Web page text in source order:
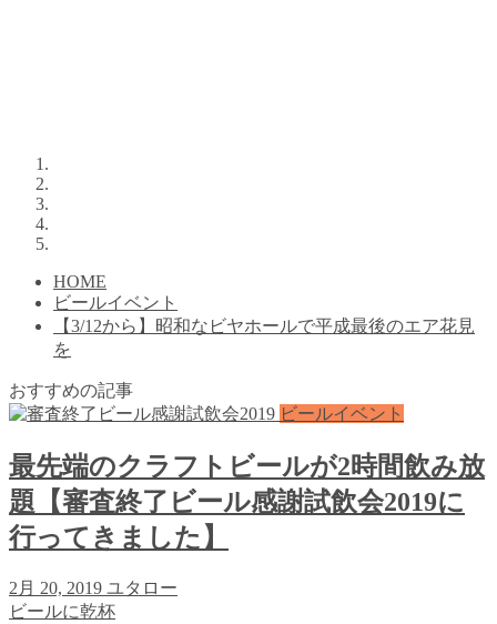
HOME
ビールイベント
【3/12から】昭和なビヤホールで平成最後のエア花見
を
おすすめの記事
ビールイベント
最先端のクラフトビールが2時間飲み放
題【審査終了ビール感謝試飲会2019に
行ってきました】
2月 20, 2019 ユタロー
ビールに乾杯